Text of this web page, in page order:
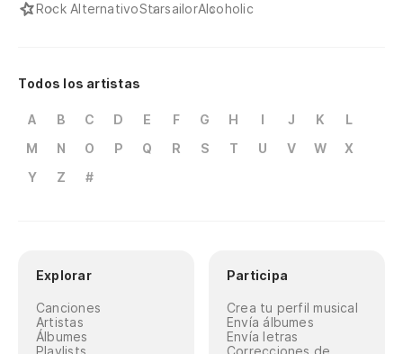
Rock AlternativoStarsailorAlcoholic
Todos los artistas
A B C D E F G H I J K
L
M
N O P Q R S T U V W
X
Y
Z #
Explorar
Canciones
Artistas
Álbumes
Participa
Crea tu perfil musical
Envía álbumes
Envía letras